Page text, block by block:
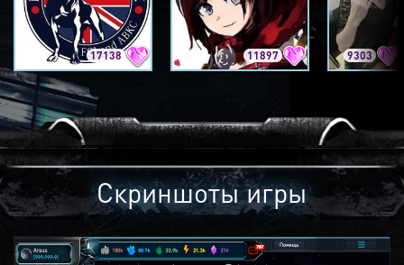
17138 11897 9303
Скриншоты игры